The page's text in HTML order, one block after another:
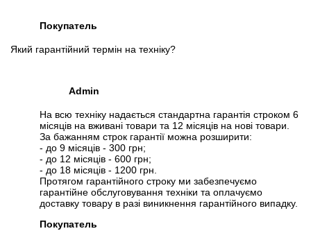
Покупатель
Який гарантійний термін на техніку?
Admin
На всю техніку надається стандартна гарантія строком 6
місяців на вживані товари та 12 місяців на нові товари.
За бажанням строк гарантії можна розширити:
- до 9 місяців - 300 грн;
- до 12 місяців - 600 грн;
- до 18 місяців - 1200 грн.
Протягом гарантійного строку ми забезпечуємо
гарантійне обслуговування техніки та оплачуємо
доставку товару в разі виникнення гарантійного випадку.
Покупатель